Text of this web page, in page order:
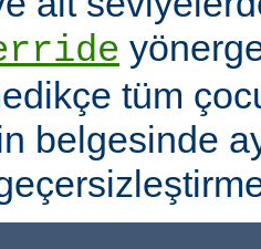
tüm
belgesinde